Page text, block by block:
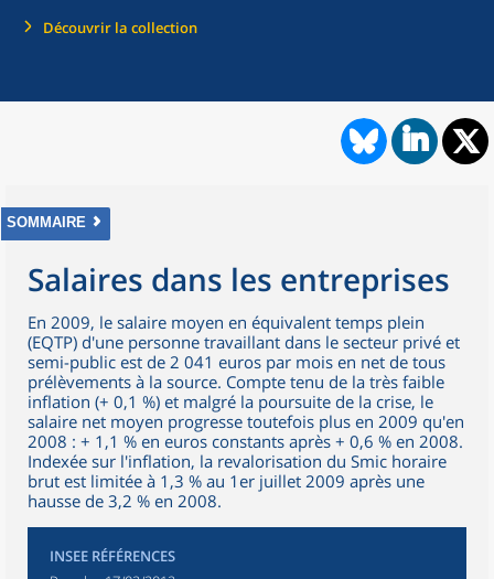
Découvrir la collection
SOMMAIRE
Salaires dans les entreprises
En 2009, le salaire moyen en équivalent temps plein
(EQTP) d'une personne travaillant dans le secteur privé et
semi-public est de 2 041 euros par mois en net de tous
prélèvements à la source. Compte tenu de la très faible
inflation (+ 0,1 %) et malgré la poursuite de la crise, le
salaire net moyen progresse toutefois plus en 2009 qu'en
2008 : + 1,1 % en euros constants après + 0,6 % en 2008.
Indexée sur l'inflation, la revalorisation du Smic horaire
brut est limitée à 1,3 % au 1er juillet 2009 après une
hausse de 3,2 % en 2008.
INSEE RÉFÉRENCES